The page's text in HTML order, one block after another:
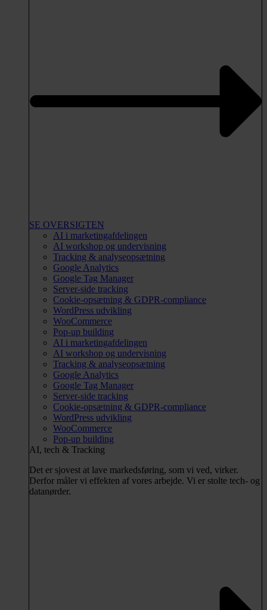
SE OVERSIGTEN
AI i marketingafdelingen
AI workshop og undervisning
Tracking & analyseopsætning
Google Analytics
Google Tag Manager
Server-side tracking
Cookie-opsætning & GDPR-compliance
WordPress udvikling
WooCommerce
Pop-up building
AI i marketingafdelingen
AI workshop og undervisning
Tracking & analyseopsætning
Google Analytics
Google Tag Manager
Server-side tracking
Cookie-opsætning & GDPR-compliance
WordPress udvikling
WooCommerce
Pop-up building
AI, tech & Tracking
Det er sjovest at lave markedsføring, som vi ved, virker.
Derfor måler vi effekten af vores arbejde. Vi er stolte tech- og
datanørder.